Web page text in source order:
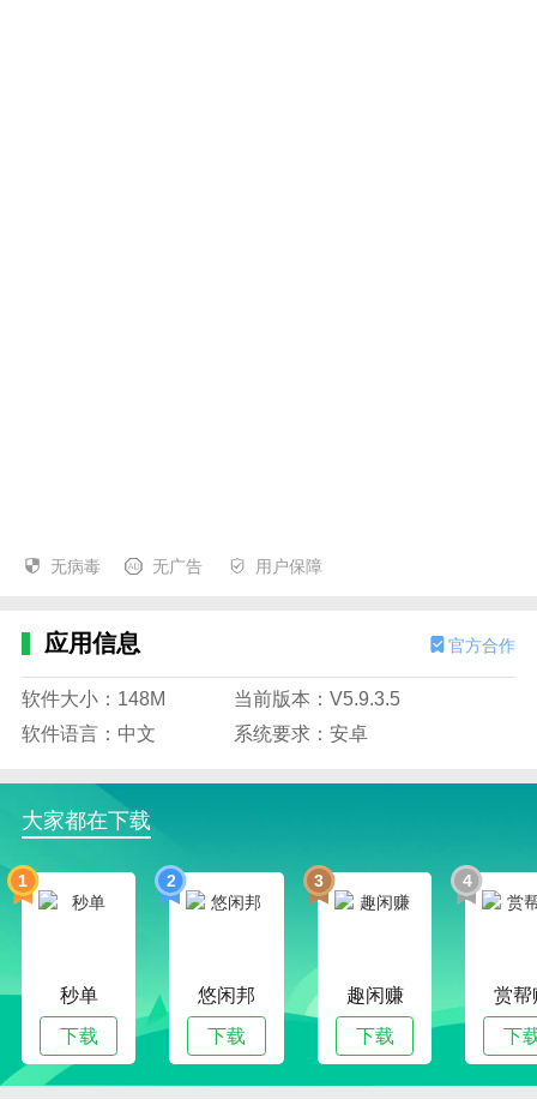
无病毒 无广告 用户保障
应用信息 官方合作
软件大小：148M
当前版本：V5.9.3.5
软件语言：中文
系统要求：安卓
大家都在下载
1
秒单
下载
2
悠闲邦
下载
3
趣闲赚
下载
4
赏帮
下